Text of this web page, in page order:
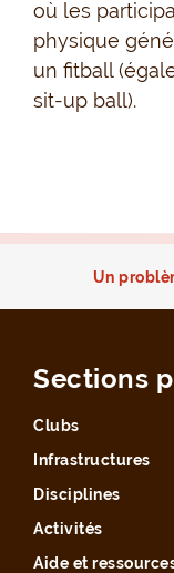
où les
physique
un fitball
sit-up ball).
Un
Sections
Clubs
Infrastructures
Disciplines
Activités
Aide et